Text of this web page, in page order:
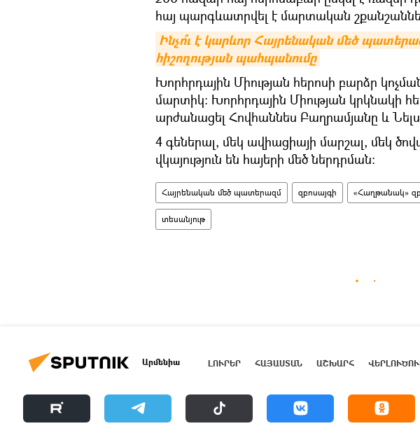
հայ պարգևատրվել է մարտական
Ինչո՞ւ է կարևոր Հայրենական մեծ
հիշողության պահպանումը
Խորհրդային Միության հերոսի բարձր
մարտիկ: Խորհրդային Միության կրկնակի
արժանացել Հովհաննես Բաղրամյանը և
4 գեներալ, մեկ ավիացիայի մարշալ, մեկ
վկայություն են հայերի մեծ ներդրման։
Հայրենական մեծ պատերազմ զբոսայգի «Հաղթանակ»
տեսանյութ
Արմենիա ԼՈՒՐԵՐ ՀԱՅԱՍՏԱՆ ԱՇԽԱՐՀ